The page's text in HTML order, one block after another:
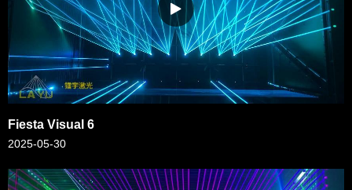
Fiesta Visual 6
2025-05-30